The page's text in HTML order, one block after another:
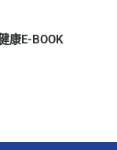
康E-BOOK